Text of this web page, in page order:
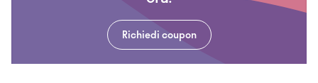
Richiedi coupon